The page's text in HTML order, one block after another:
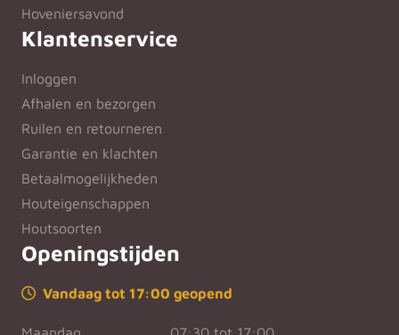
Hoveniersavond
Klantenservice
Inloggen
Afhalen en bezorgen
Ruilen en retourneren
Garantie en klachten
Betaalmogelijkheden
Houteigenschappen
Houtsoorten
Openingstijden
Vandaag tot 17:00 geopend